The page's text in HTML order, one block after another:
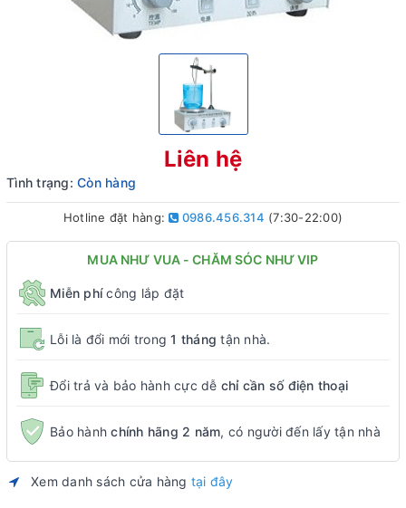
Liên hệ
Tình trạng: Còn hàng
Hotline đặt hàng: 0986.456.314 (7:30-22:00)
MUA NHƯ VUA - CHĂM SÓC NHƯ VIP
Miễn phícông lắp đặt
Lỗi là đổi mới trong1 tháng tận nhà.
Đổi trả và bảo hành cực dễ chỉ cần số điện thoại
Bảo hànhchính hãng 2 năm, có người đến lấy tận nhà
Xem danh sách cửa hàng tại đây